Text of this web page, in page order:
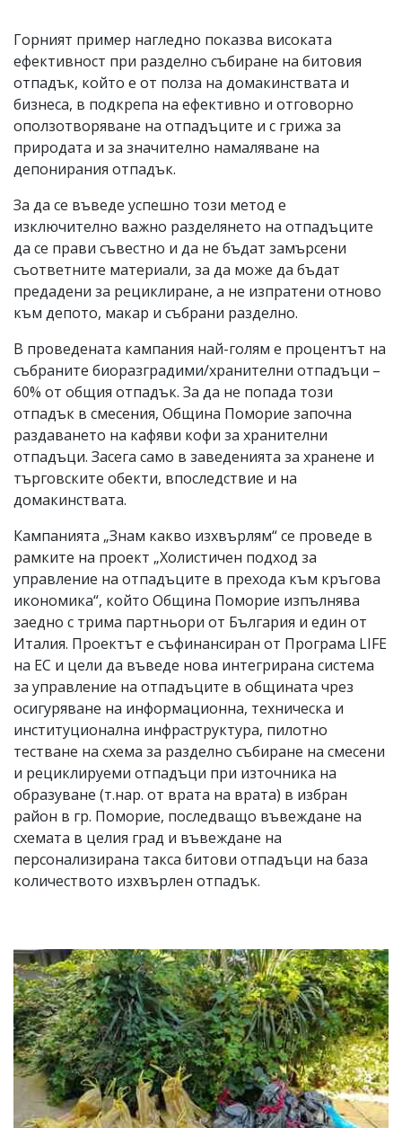
Горният пример нагледно показва високата
ефективност при разделно събиране на битовия
отпадък, който е от полза на домакинствата и
бизнеса, в подкрепа на ефективно и отговорно
оползотворяване на отпадъците и с грижа за
природата и за значително намаляване на
депонирания отпадък.
За да се въведе успешно този метод е
изключително важно разделянето на отпадъците
да се прави съвестно и да не бъдат замърсени
съответните материали, за да може да бъдат
предадени за рециклиране, а не изпратени отново
към депото, макар и събрани разделно.
В проведената кампания най-голям е процентът на
събраните биоразградими/хранителни отпадъци –
60% от общия отпадък. За да не попада този
отпадък в смесения, Община Поморие започна
раздаването на кафяви кофи за хранителни
отпадъци. Засега само в заведенията за хранене и
търговските обекти, впоследствие и на
домакинствата.
Кампанията „Знам какво изхвърлям“ се проведе в
рамките на проект „Холистичен подход за
управление на отпадъците в прехода към кръгова
икономика“, който Община Поморие изпълнява
заедно с трима партньори от България и един от
Италия. Проектът е съфинансиран от Програма LIFE
на ЕС и цели да въведе нова интегрирана система
за управление на отпадъците в общината чрез
осигуряване на информационна, техническа и
институционална инфраструктура, пилотно
тестване на схема за разделно събиране на смесени
и рециклируеми отпадъци при източника на
образуване (т.нар. от врата на врата) в избран
район в гр. Поморие, последващо въвеждане на
схемата в целия град и въвеждане на
персонализирана такса битови отпадъци на база
количеството изхвърлен отпадък.